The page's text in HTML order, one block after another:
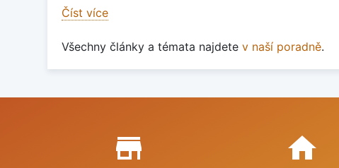
Číst více
Všechny články a témata najdete v naší poradně.
Proč nakupovat u nás?
store_mall_directory home